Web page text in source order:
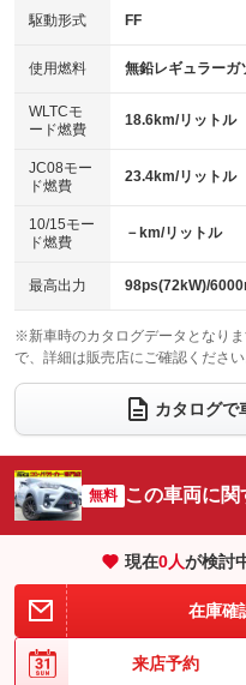
USB入力端子
：装備あり
100V電源
：装備なし
センターデフロック
：装備なし
電動格納ミラー
：装備あり
HID(キセノンライト)
：装備なし
バックカメラ
：装備なし
エアロ
：装備なし
：装備なし
パワーシート
ベンチシート
：装備なし
チップアップシート
：装備なし
：装備なし
ウォークスルー
：装備なし
電動リアゲート
：装備なし
サイドカメラ
：装備なし
：装備なし
駆動形式 FF
使用燃料 無鉛レギュラーガ
WLTCモ
ード燃費
18.6km/リットル
JC08モー
ド燃費
23.4km/リットル
10/15モー
ド燃費
－km/リットル
最高出力 98ps(72kW)/
※新車時のカタログデータとなり
で、詳細は販売店にご確認ください
カタログで
無料 この車両に
現在0人が検討
在庫確
来店予約